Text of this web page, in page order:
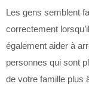
Les gens semblent
correctement
également aider à
personnes qui sont
de votre famille plus